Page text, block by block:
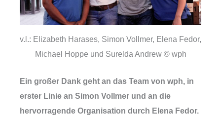
v.l.: Elizabeth Harases, Simon Vollmer, Elena Fedor,
Michael Hoppe und Surelda Andrew © wph
Ein großer Dank geht an das Team von wph, in
erster Linie an Simon Vollmer und an die
hervorragende Organisation durch Elena Fedor.